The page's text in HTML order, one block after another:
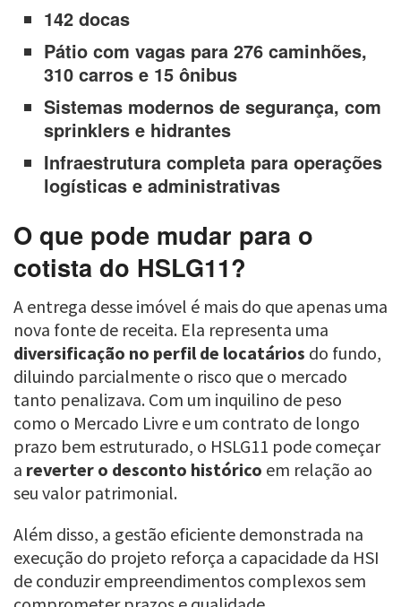
142 docas
Pátio com vagas para 276 caminhões,
310 carros e 15 ônibus
Sistemas modernos de segurança, com
sprinklers e hidrantes
Infraestrutura completa para operações
logísticas e administrativas
O que pode mudar para o
cotista do HSLG11?
A entrega desse imóvel é mais do que apenas uma
nova fonte de receita. Ela representa uma
diversificação no perfil de locatários do fundo,
diluindo parcialmente o risco que o mercado
tanto penalizava. Com um inquilino de peso
como o Mercado Livre e um contrato de longo
prazo bem estruturado, o HSLG11 pode começar
a reverter o desconto histórico em relação ao
seu valor patrimonial.
Além disso, a gestão eficiente demonstrada na
execução do projeto reforça a capacidade da HSI
de conduzir empreendimentos complexos sem